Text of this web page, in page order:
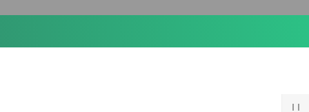
জুলাইয়ের কৃতিত্ব নেওয়ার জন্য